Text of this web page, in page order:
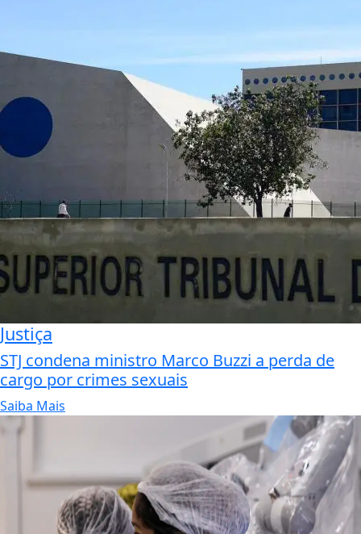
Justiça
STJ condena ministro Marco Buzzi a perda de
cargo por crimes sexuais
Saiba Mais